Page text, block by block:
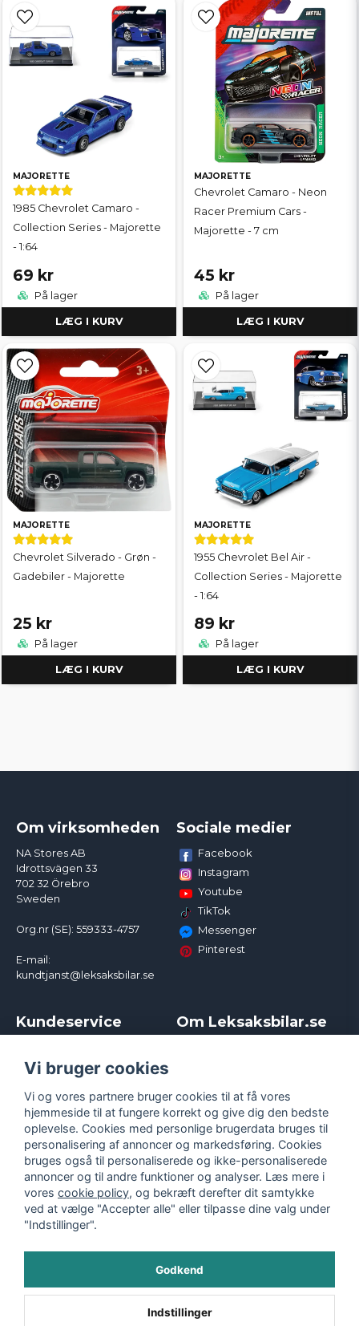
MAJORETTE
1985 Chevrolet Camaro -
Collection Series - Majorette
- 1:64
69 kr
På lager
LÆG I KURV
MAJORETTE
Chevrolet Camaro - Neon
Racer Premium Cars -
Majorette - 7 cm
45 kr
På lager
LÆG I KURV
MAJORETTE
Chevrolet Silverado - Grøn -
Gadebiler - Majorette
25 kr
På lager
LÆG I KURV
MAJORETTE
1955 Chevrolet Bel Air -
Collection Series - Majorette
- 1:64
89 kr
På lager
LÆG I KURV
Om virksomheden
NA Stores AB
Idrottsvägen 33
702 32 Örebro
Sweden
Org.nr (SE): 559333-4757
E-mail:
kundtjanst@leksaksbilar.se
Sociale medier
Facebook
Instagram
Youtube
TikTok
Messenger
Pinterest
Kundeservice
Kampagner og rabatter
Reklamation
Policy chase cars
Returnera
Logga in
Om Leksaksbilar.se
Handelsbetingelser
Persondatapolitik
Cookies
Vi bruger cookies
Vi og vores partnere bruger cookies til at få vores
hjemmeside til at fungere korrekt og give dig den bedste
oplevelse. Cookies med personlige brugerdata bruges til
personalisering af annoncer og markedsføring. Cookies
bruges også til personaliserede og ikke-personaliserede
annoncer og til andre funktioner og analyser. Læs mere i
vores cookie policy, og bekræft derefter dit samtykke
ved at vælge "Accepter alle" eller tilpasse dine valg under
"Indstillinger".
Godkend
Indstillinger